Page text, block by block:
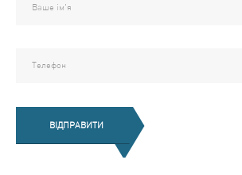
ВІДПРАВИТИ